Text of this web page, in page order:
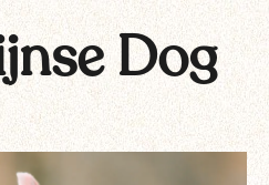
Dog